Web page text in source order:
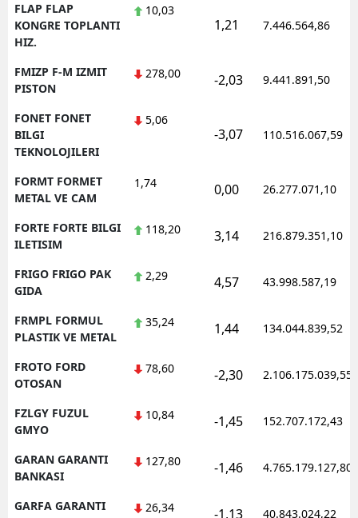
FLAP FLAP
KONGRE TOPLANTI
HIZ.
10,03
1,21 7.446.564,86
FMIZP F-M IZMIT
PISTON
278,00 -2,03 9.441.891,50
FONET FONET
BILGI
TEKNOLOJILERI
5,06
-3,07 110.516.067,59
FORMT FORMET
METAL VE CAM
1,74 0,00 26.277.071,10
FORTE FORTE BILGI
ILETISIM
118,20 3,14 216.879.351,10
FRIGO FRIGO PAK
GIDA
2,29 4,57 43.998.587,19
FRMPL FORMUL
PLASTIK VE METAL
35,24 1,44 134.044.839,52
FROTO FORD
OTOSAN
78,60 -2,30 2.106.175.039,55
FZLGY FUZUL
GMYO
10,84 -1,45 152.707.172,43
GARAN GARANTI
BANKASI
127,80 -1,46 4.765.179.127,80
GARFA GARANTI
26,34 -1,13 40.843.024,22